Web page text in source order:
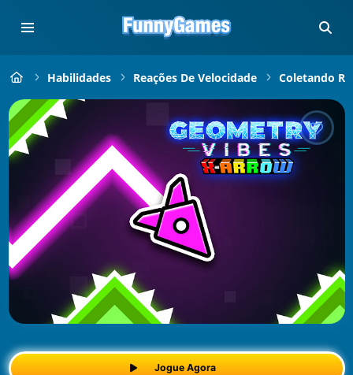
Habilidades Reações De Velocidade Coletando
Jogue Agora